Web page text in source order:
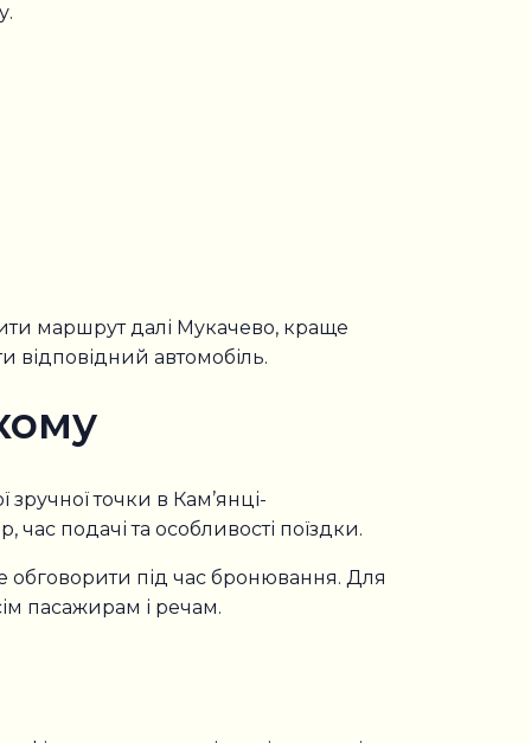
маршрут далі Мукачево, краще
відповідний автомобіль.
точки в Кам’янці-
подачі та особливості поїздки.
під час бронювання. Для
пасажирам і речам.